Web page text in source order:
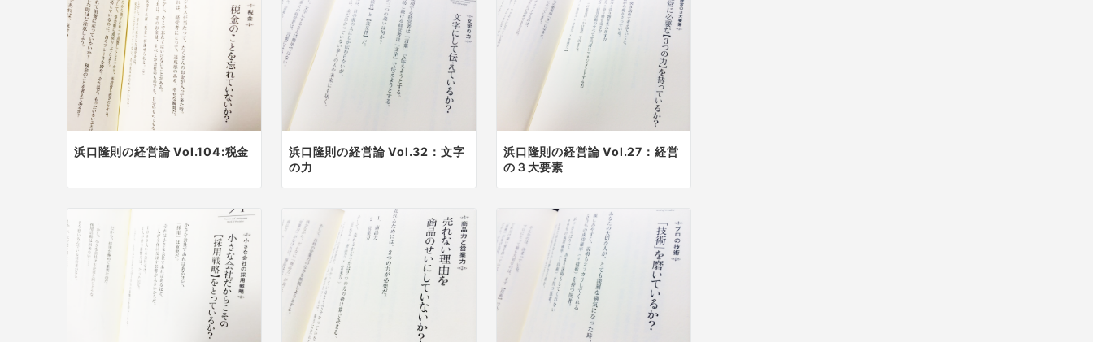
浜口隆則の経営論 Vol.104:税金
浜口隆則の経営論 Vol.32：文字
の力
浜口隆則の経営論 Vol.27：経営
の３大要素